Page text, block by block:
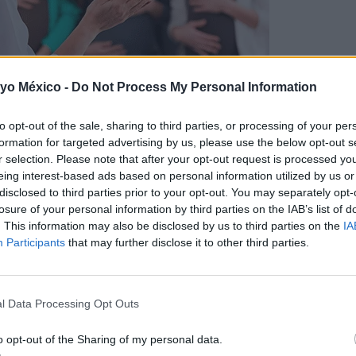
México - Do Not Process My Personal Information
opt-out of the sale, sharing to third parties, or processing of your
for targeted advertising by us, please use the below opt-out
selection. Please note that after your opt-out request is processed
interest-based ads based on personal information utilized by us
to third parties prior to your opt-out. You may separately
of your personal information by third parties on the IAB’s list of
This information may also be disclosed by us to third parties on the
Participants that may further disclose it to other third parties.
Data Processing Opt Outs
opt-out of the Sharing of my personal data.
cuando llegue el momento?
de las inquietudes de todas las futuras mamás,
el momento. ¡Tranquila, claro que sabrás! Te vamos a explicar,
que anuncian la proximidad o la inminencia del parto.
ruptura de la fuente… ¿Te suena?
de parto inequívocas,la embarazada puede tener dudas sobre
aliviar el dolor
de las contracciones. ¡No te preocupes! Estamos